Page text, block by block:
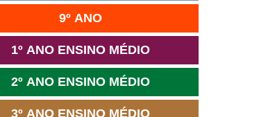
9º ANO
1º ANO ENSINO MÉDIO
2º ANO ENSINO MÉDIO
3º ANO ENSINO MÉDIO